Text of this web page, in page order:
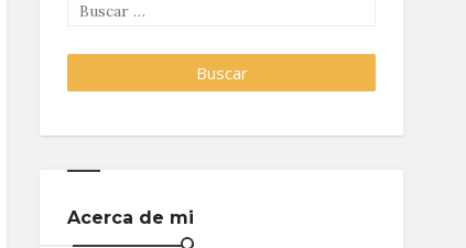
Acerca de mi